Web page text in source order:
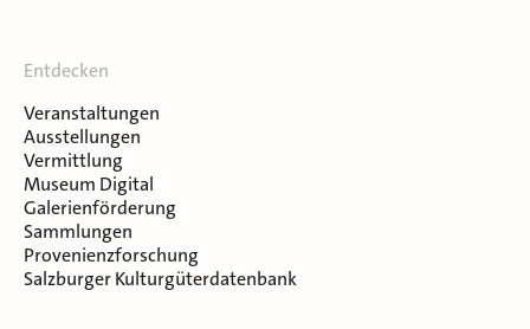
Entdecken
Veranstaltungen
Ausstellungen
Vermittlung
Museum Digital
Galerienförderung
Sammlungen
Provenienzforschung
Salzburger Kulturgüterdatenbank